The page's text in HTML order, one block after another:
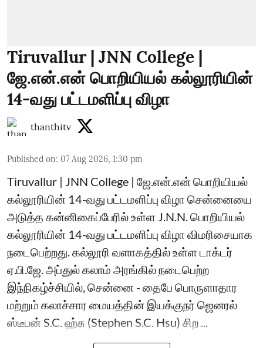
Tiruvallur | JNN College |
ஜே.என்.என் பொறியியல் கல்லூரியின்
14-வது பட்டமளிப்பு விழா
thanthitv
Published on: 07 Aug 2026, 1:30 pm
Tiruvallur | JNN College | ஜே.என்.என் பொறியியல்
கல்லூரியின் 14-வது பட்டமளிப்பு விழா சென்னையை
அடுத்த கன்னிகைப்பேரில் உள்ள J.N.N. பொறியியல்
கல்லூரியின் 14-வது பட்டமளிப்பு விழா விமரிசையாக
நடைபெற்றது. கல்லூரி வளாகத்தில் உள்ள டாக்டர்
ஏ.பி.ஜே. அப்துல் கலாம் அரங்கில் நடைபெற்ற
இந்நிகழ்ச்சியில், சென்னை - தைபே பொருளாதார
மற்றும் கலாச்சார மையத்தின் இயக்குநர் ஜெனரல்
ஸ்டீபன் S.C. ஹ்சு (Stephen S.C. Hsu) சிற ...